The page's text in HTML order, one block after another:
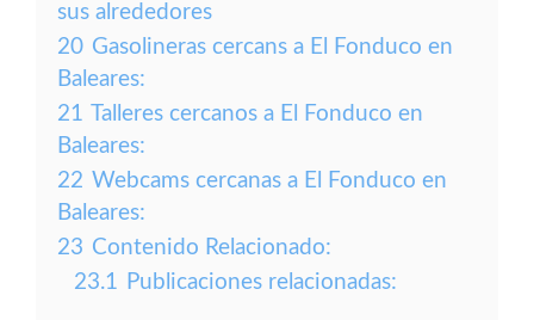
sus alrededores
20 Gasolineras cercans a El Fonduco en
Baleares:
21 Talleres cercanos a El Fonduco en
Baleares:
22 Webcams cercanas a El Fonduco en
Baleares:
23 Contenido Relacionado:
23.1 Publicaciones relacionadas: